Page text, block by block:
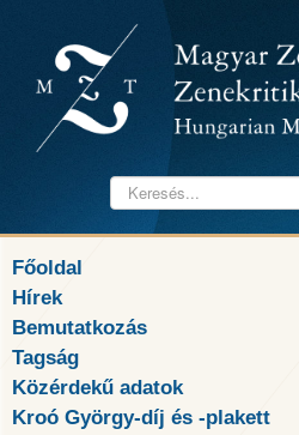
Keresés...
Főoldal
Hírek
Bemutatkozás
Tagság
Közérdekű adatok
Kroó György-díj és -plakett